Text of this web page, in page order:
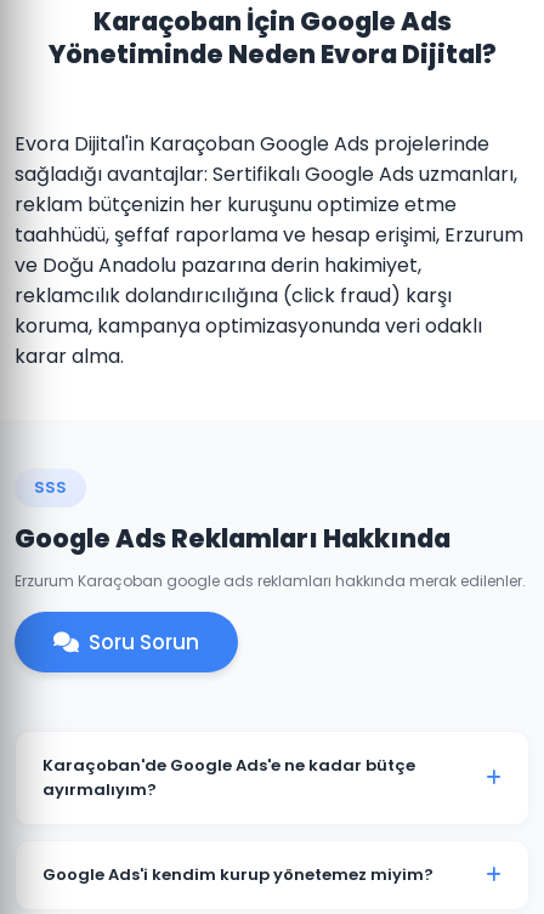
Karaçoban İçin Google Ads
Yönetiminde Neden Evora Dijital?
Evora Dijital'in Karaçoban Google Ads projelerinde
sağladığı avantajlar: Sertifikalı Google Ads uzmanları,
reklam bütçenizin her kuruşunu optimize etme
taahhüdü, şeffaf raporlama ve hesap erişimi, Erzurum
ve Doğu Anadolu pazarına derin hakimiyet,
reklamcılık dolandırıcılığına (click fraud) karşı
koruma, kampanya optimizasyonunda veri odaklı
karar alma.
SSS
Google Ads Reklamları Hakkında
Erzurum Karaçoban google ads reklamları hakkında merak edilenler.
Soru Sorun
Karaçoban'de Google Ads'e ne kadar bütçe
ayırmalıyım?
1.500 TL ile başlanabilir. Ancak anlamlı sonuçlar için
Google Ads'i kendim kurup yönetemez miyim?